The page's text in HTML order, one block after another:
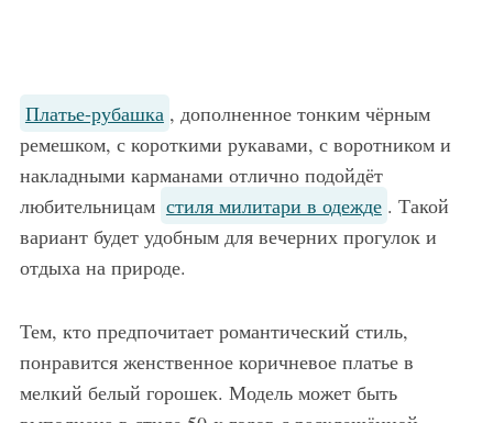
Платье-рубашка , дополненное тонким чёрным
ремешком, с короткими рукавами, с воротником и
накладными карманами отлично подойдёт
любительницам стиля милитари в одежде . Такой
вариант будет удобным для вечерних прогулок и
отдыха на природе.
Тем, кто предпочитает романтический стиль,
понравится женственное коричневое платье в
мелкий белый горошек. Модель может быть